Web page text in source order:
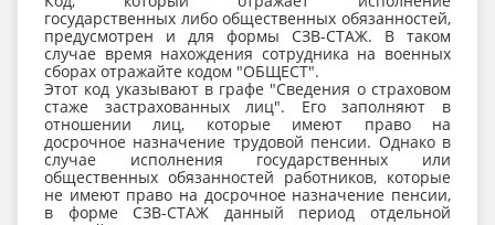
государственных либо общественных обязанностей,
предусмотрен и для формы СЗВ-СТАЖ. В таком
случае время нахождения сотрудника на военных
сборах отражайте кодом "ОБЩЕСТ".
Этот код указывают в графе "Сведения о страховом
стаже застрахованных лиц". Его заполняют в
отношении лиц, которые имеют право на
досрочное назначение трудовой пенсии. Однако в
случае исполнения государственных или
общественных обязанностей работников, которые
не имеют право на досрочное назначение пенсии,
в форме СЗВ-СТАЖ данный период отдельной